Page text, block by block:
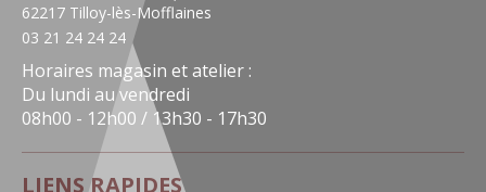
62217 Tilloy-lès-Mofflaines
03 21 24 24 24
Horaires magasin et atelier :
Du lundi au vendredi
08h00 - 12h00 / 13h30 - 17h30
LIENS RAPIDES